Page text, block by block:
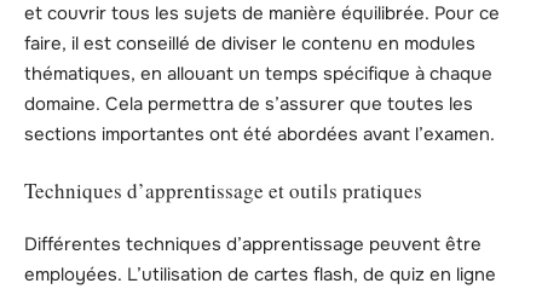
et couvrir tous les sujets de manière équilibrée. Pour ce
faire, il est conseillé de diviser le contenu en modules
thématiques, en allouant un temps spécifique à chaque
domaine. Cela permettra de s’assurer que toutes les
sections importantes ont été abordées avant l’examen.
Techniques d’apprentissage et outils pratiques
Différentes techniques d’apprentissage peuvent être
employées. L’utilisation de cartes flash, de quiz en ligne